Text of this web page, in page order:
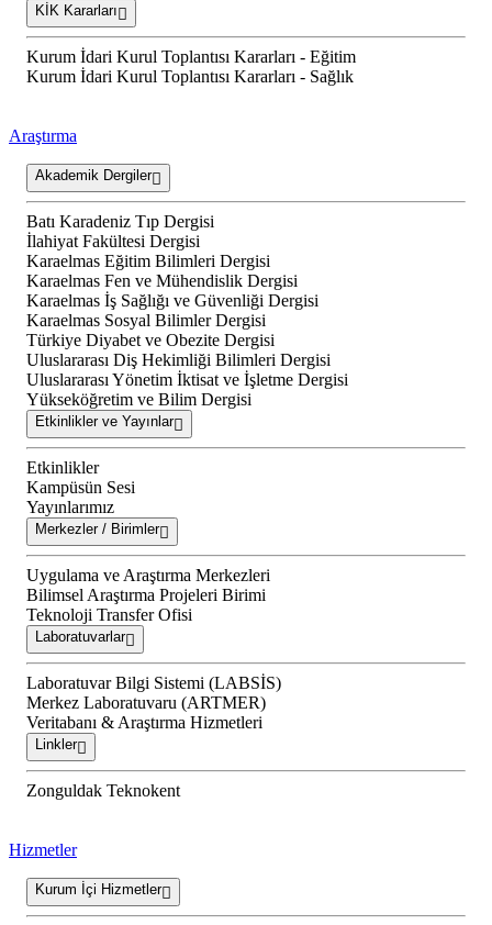
KİK Kararları
Kurum İdari Kurul Toplantısı Kararları - Eğitim
Kurum İdari Kurul Toplantısı Kararları - Sağlık
Araştırma
Akademik Dergiler
Batı Karadeniz Tıp Dergisi
İlahiyat Fakültesi Dergisi
Karaelmas Eğitim Bilimleri Dergisi
Karaelmas Fen ve Mühendislik Dergisi
Karaelmas İş Sağlığı ve Güvenliği Dergisi
Karaelmas Sosyal Bilimler Dergisi
Türkiye Diyabet ve Obezite Dergisi
Uluslararası Diş Hekimliği Bilimleri Dergisi
Uluslararası Yönetim İktisat ve İşletme Dergisi
Yükseköğretim ve Bilim Dergisi
Etkinlikler ve Yayınlar
Etkinlikler
Kampüsün Sesi
Yayınlarımız
Merkezler / Birimler
Uygulama ve Araştırma Merkezleri
Bilimsel Araştırma Projeleri Birimi
Teknoloji Transfer Ofisi
Laboratuvarlar
Laboratuvar Bilgi Sistemi (LABSİS)
Merkez Laboratuvaru (ARTMER)
Veritabanı & Araştırma Hizmetleri
Linkler
Zonguldak Teknokent
Hizmetler
Kurum İçi Hizmetler